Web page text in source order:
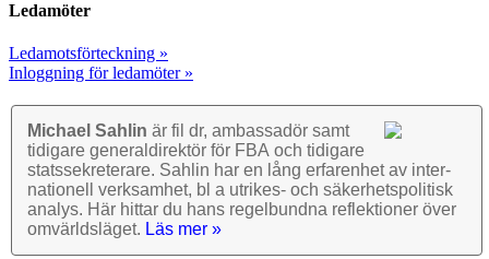
Ledamöter
Ledamotsförteckning »
Inloggning för ledamöter »
Michael Sahlin är fil dr, ambassadör samt
tidigare general­direktör för FBA och tidigare
stats­sekre­terare. Sahlin har en lång erfarenhet av inter­
nationell verk­samhet, bl a utrikes- och säkerhets­politisk
analys. Här hittar du hans regel­bundna reflek­tioner över
omvärlds­läget. Läs mer »